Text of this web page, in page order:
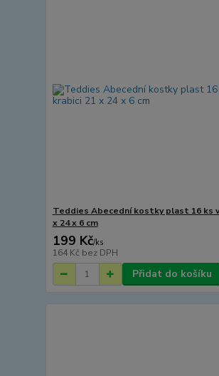
Teddies Abecední kostky plast 16 ks
x 24 x 6 cm
199 Kč/ks
164 Kč bez DPH
Přidat do košíku